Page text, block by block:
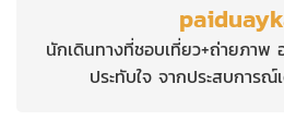
นักเดินทางที่ชอบเที่ยว+ถ่ายภาพ
ประทับใจ จากประสบการณ์